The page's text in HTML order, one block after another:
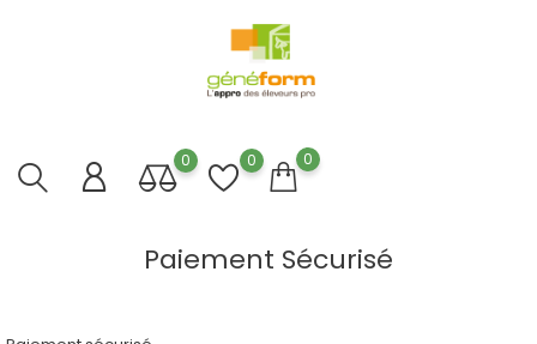
0 0 0
Paiement Sécurisé